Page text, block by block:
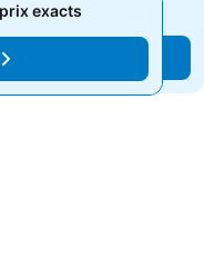
exacts
exacts